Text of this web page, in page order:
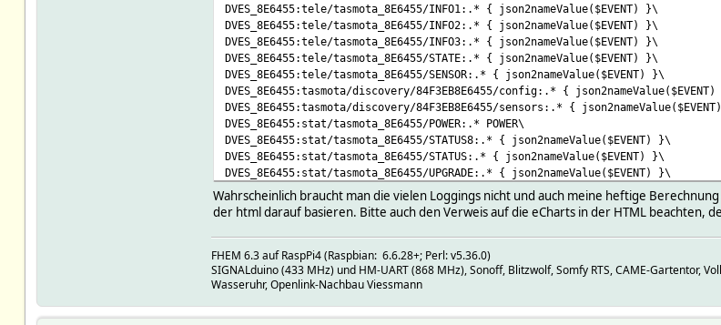
DVES_8E6455:tele/tasmota_8E6455/INFO1:.* { json2nameValue($EVENT) }\
DVES_8E6455:tele/tasmota_8E6455/INFO2:.* { json2nameValue($EVENT) }\
DVES_8E6455:tele/tasmota_8E6455/INFO3:.* { json2nameValue($EVENT) }\
DVES_8E6455:tele/tasmota_8E6455/STATE:.* { json2nameValue($EVENT) }\
DVES_8E6455:tele/tasmota_8E6455/SENSOR:.* { json2nameValue($EVENT) }\
DVES_8E6455:tasmota/discovery/84F3EB8E6455/config:.* {
DVES_8E6455:tasmota/discovery/84F3EB8E6455/sensors:.* {
DVES_8E6455:stat/tasmota_8E6455/POWER:.* POWER\
DVES_8E6455:stat/tasmota_8E6455/STATUS8:.* { json2nameValue($EVENT) }\
DVES_8E6455:stat/tasmota_8E6455/STATUS:.* { json2nameValue($EVENT) }\
DVES_8E6455:stat/tasmota_8E6455/UPGRADE:.* { json2nameValue($EVENT) }\
DVES_8E6455:stat/tasmota_8E6455/LOGGING:.* LOGGING
attr Roester setList on:noArg cmnd/tasmota_8E6455/POWER ON \
off:noArg cmnd/tasmota_8E6455/POWER OFF \
Wiper1:slider,0,1,127 cmnd/tasmota_8E6455/Wiper %v
attr Roester userReadings istTemperatur {my
Wahrscheinlich braucht man die vielen Loggings nicht und auch meine heftige
der html darauf basieren. Bitte auch den Verweis auf die eCharts in der HTML beachten,
FHEM 6.3 auf RaspPi4 (Raspbian: 6.6.28+; Perl: v5.36.0)
SIGNALduino (433 MHz) und HM-UART (868 MHz), Sonoff, Blitzwolf, Somfy RTS, CAME-Gartentor,
Wasseruhr, Openlink-Nachbau Viessmann